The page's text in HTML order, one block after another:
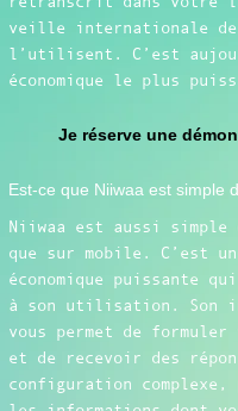
veille internationale
l’utilisent. C’est
économique le plus
Je réserve une
Est-ce que Niiwaa est simple
Niiwaa est aussi
que sur mobile. C’est
économique puissante
à son utilisation. Son
vous permet de
et de recevoir des
configuration